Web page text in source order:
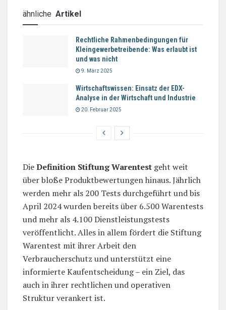
ähnliche Artikel
Rechtliche Rahmenbedingungen für
Kleingewerbetreibende: Was erlaubt ist
und was nicht
9. März 2025
Wirtschaftswissen: Einsatz der EDX-
Analyse in der Wirtschaft und Industrie
20. Februar 2025
DieDefinition Stiftung Warentest geht weit
über bloße Produktbewertungen hinaus. Jährlich
werden mehr als 200 Tests durchgeführt und bis
April 2024 wurden bereits über 6.500 Warentests
und mehr als 4.100 Dienstleistungstests
veröffentlicht. Alles in allem fördert die Stiftung
Warentest mit ihrer Arbeit den
Verbraucherschutz und unterstützt eine
informierte Kaufentscheidung – ein Ziel, das
auch in ihrer rechtlichen und operativen
Struktur verankert ist.